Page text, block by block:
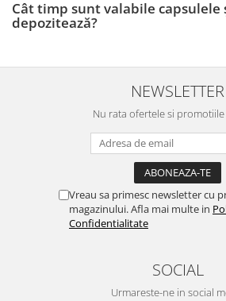
Cât timp sunt valabile capsulele
depozitează?
NEWSLETTER
Nu rata ofertele si
Vreau sa primesc newsletter cu
magazinului. Afla mai multe in
Confidentialitate
SOCIAL
Urmareste-ne in social